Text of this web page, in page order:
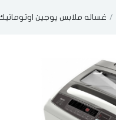
غساله ملابس يوجين اوتوماتيك